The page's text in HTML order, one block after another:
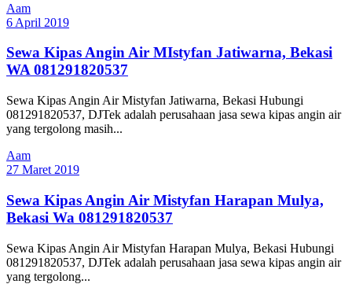
Aam
6 April 2019
Sewa Kipas Angin Air MIstyfan Jatiwarna, Bekasi
WA 081291820537
Sewa Kipas Angin Air Mistyfan Jatiwarna, Bekasi Hubungi
081291820537, DJTek adalah perusahaan jasa sewa kipas angin air
yang tergolong masih...
Aam
27 Maret 2019
Sewa Kipas Angin Air Mistyfan Harapan Mulya,
Bekasi Wa 081291820537
Sewa Kipas Angin Air Mistyfan Harapan Mulya, Bekasi Hubungi
081291820537, DJTek adalah perusahaan jasa sewa kipas angin air
yang tergolong...